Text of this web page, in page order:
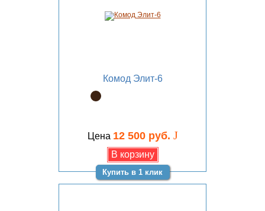
Комод Элит-6
Цена 12 500 руб. J
Купить в 1 клик